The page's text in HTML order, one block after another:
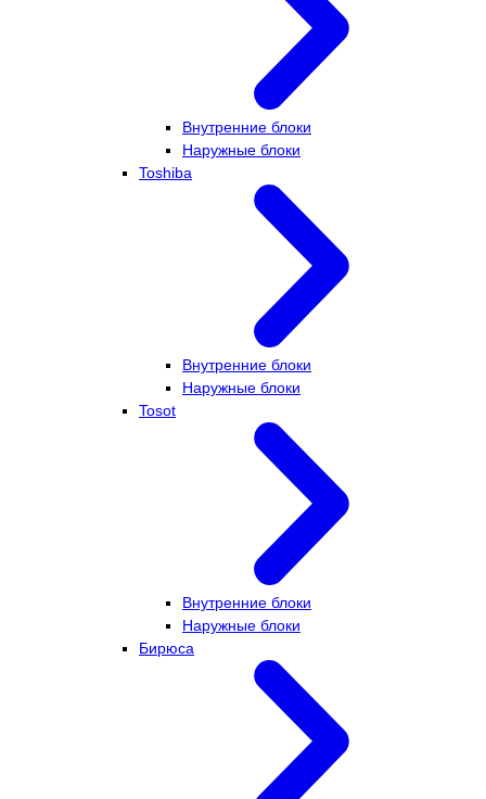
Внутренние блоки
Наружные блоки
Toshiba
Внутренние блоки
Наружные блоки
Tosot
Внутренние блоки
Наружные блоки
Бирюса